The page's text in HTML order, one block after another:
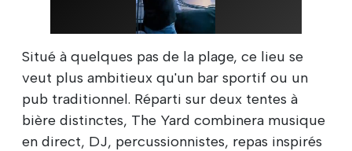
Situé à quelques pas de la plage, ce lieu se
veut plus ambitieux qu'un bar sportif ou un
pub traditionnel. Réparti sur deux tentes à
bière distinctes, The Yard combinera musique
en direct, DJ, percussionnistes, repas inspirés